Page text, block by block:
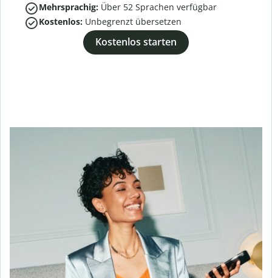
Mehrsprachig: Über 52 Sprachen verfügbar
Kostenlos: Unbegrenzt übersetzen
Kostenlos starten